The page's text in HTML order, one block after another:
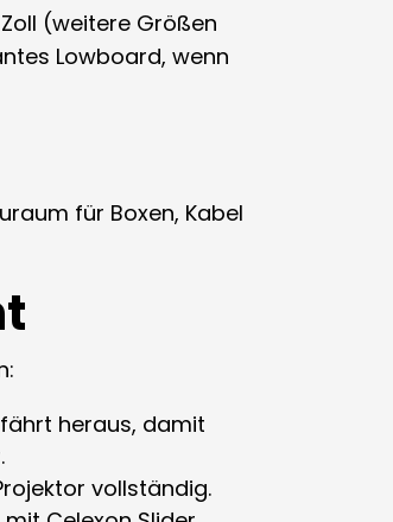
(weitere Größen
Lowboard, wenn
für Boxen, Kabel
heraus, damit
vollständig.